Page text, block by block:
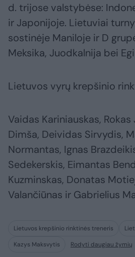
d. trijose valstybėse:
ir Japonijoje. Lietuviai
sostinėje Maniloje ir D
Meksika, Juodkalnija bei
Lietuvos vyrų krepšinio
Vaidas Kariniauskas,
Dimša, Deividas Sirvydis,
Normantas, Ignas
Sedekerskis, Eimantas
Kuzminskas, Donatas
Valančiūnas ir Gabrielius
Lietuvos krepšinio rinktinės treneris
Kazys Maksvytis
Rodyti daugiau žymių